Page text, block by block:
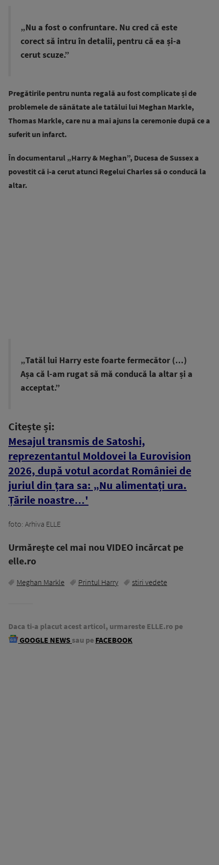
„Nu a fost o confruntare. Nu cred că este
corect să intru în detalii, pentru că ea și-a
cerut scuze.”
Pregătirile pentru nunta regală au fost complicate și de
problemele de sănătate ale tatălui lui Meghan Markle,
Thomas Markle, care nu a mai ajuns la ceremonie după ce a
suferit un infarct.
În documentarul „Harry & Meghan”, Ducesa de Sussex a
povestit că i-a cerut atunci Regelui Charles să o conducă la
altar.
„Tatăl lui Harry este foarte fermecător (…)
Așa că l-am rugat să mă conducă la altar și a
acceptat.”
Citește și:
Mesajul transmis de Satoshi,
reprezentantul Moldovei la Eurovision
2026, după votul acordat României de
juriul din țara sa: „Nu alimentați ura.
Țările noastre…'
foto: Arhiva ELLE
Urmăreşte cel mai nou VIDEO incărcat pe
elle.ro
Meghan Markle Printul Harry stiri vedete
Daca ti-a placut acest articol, urmareste ELLE.ro pe
GOOGLE NEWS sau pe FACEBOOK